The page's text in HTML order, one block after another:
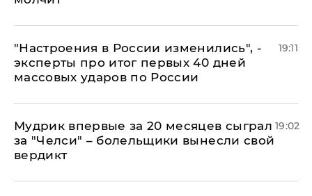
"Настроения в России изменились", -
эксперты про итог первых 40 дней
массовых ударов по России
19:11
Мудрик впервые за 20 месяцев сыграл
за "Челси" – болельщики вынесли свой
вердикт
19:02